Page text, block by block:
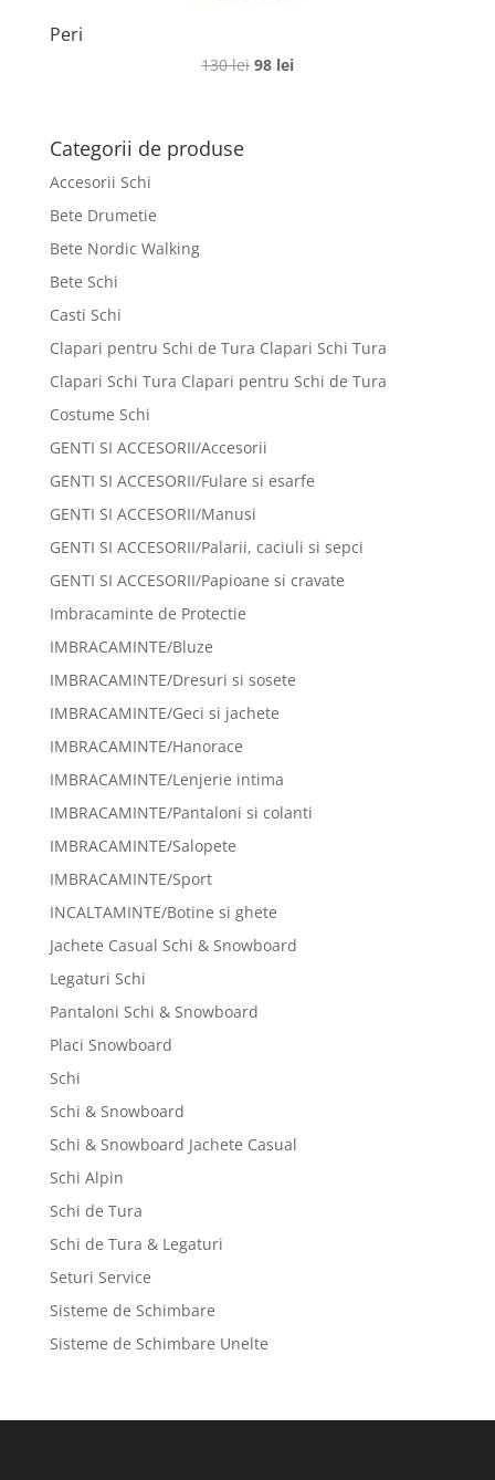
Peri
130lei Prețul
98 leiPrețul
Categorii de produse
Accesorii Schi
Bete Drumetie
Bete Nordic Walking
Bete Schi
Casti Schi
Clapari pentru Schi de Tura Clapari Schi Tura
Clapari Schi Tura Clapari pentru Schi de Tura
Costume Schi
GENTI SI ACCESORII/Accesorii
GENTI SI ACCESORII/Fulare si esarfe
GENTI SI ACCESORII/Manusi
GENTI SI ACCESORII/Palarii, caciuli si sepci
GENTI SI ACCESORII/Papioane si cravate
Imbracaminte de Protectie
IMBRACAMINTE/Bluze
IMBRACAMINTE/Dresuri si sosete
IMBRACAMINTE/Geci si jachete
IMBRACAMINTE/Hanorace
IMBRACAMINTE/Lenjerie intima
IMBRACAMINTE/Pantaloni si colanti
IMBRACAMINTE/Salopete
IMBRACAMINTE/Sport
INCALTAMINTE/Botine si ghete
Jachete Casual Schi & Snowboard
Legaturi Schi
Pantaloni Schi & Snowboard
Placi Snowboard
Schi
Schi & Snowboard
Schi & Snowboard Jachete Casual
Schi Alpin
Schi de Tura
Schi de Tura & Legaturi
Seturi Service
Sisteme de Schimbare
Sisteme de Schimbare Unelte